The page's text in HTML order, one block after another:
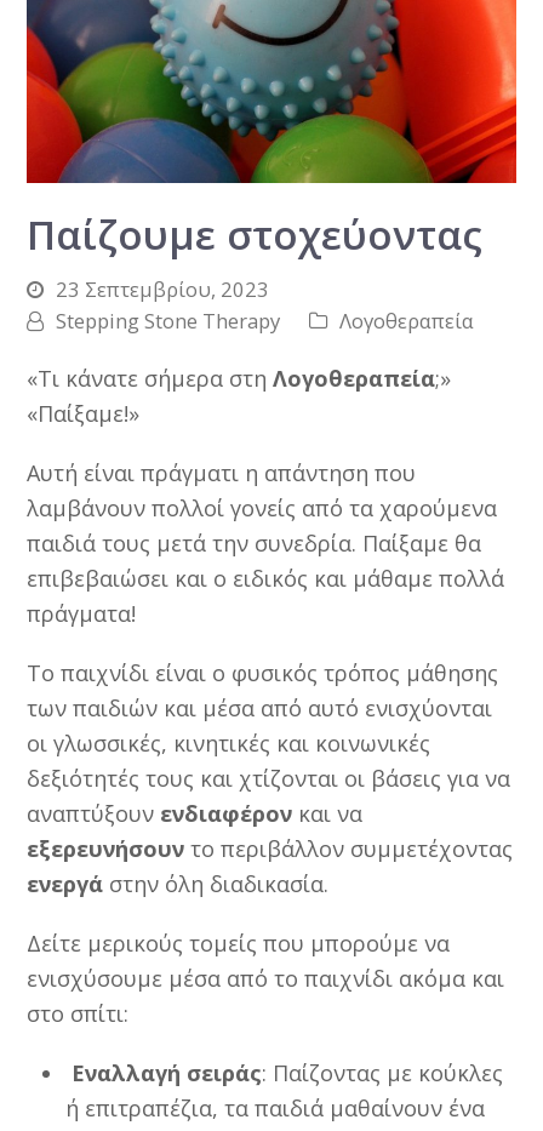
Παίζουμε στοχεύοντας
23 Σεπτεμβρίου, 2023
Stepping Stone Therapy
Λογοθεραπεία
«Τι κάνατε σήμερα στηΛογοθεραπεία;»
«Παίξαμε!»
Αυτή είναι πράγματι η απάντηση που
λαμβάνουν πολλοί γονείς από τα χαρούμενα
παιδιά τους μετά την συνεδρία. Παίξαμε θα
επιβεβαιώσει και ο ειδικός και μάθαμε πολλά
πράγματα!
Το παιχνίδι είναι ο φυσικός τρόπος μάθησης
των παιδιών και μέσα από αυτό ενισχύονται
οι γλωσσικές, κινητικές και κοινωνικές
δεξιότητές τους και χτίζονται οι βάσεις για να
αναπτύξουν ενδιαφέρον και να
εξερευνήσουν το περιβάλλον συμμετέχοντας
ενεργά στην όλη διαδικασία.
Δείτε μερικούς τομείς που μπορούμε να
ενισχύσουμε μέσα από το παιχνίδι ακόμα και
στο σπίτι:
Εναλλαγή σειράς: Παίζοντας με κούκλες
ή επιτραπέζια, τα παιδιά μαθαίνουν ένα